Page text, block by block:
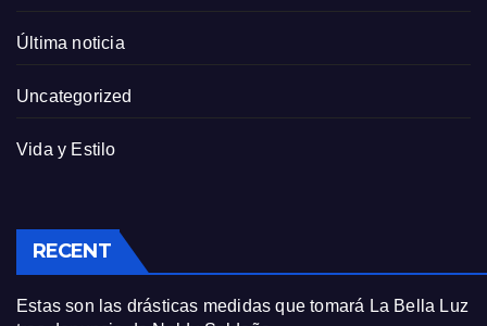
Última noticia
Uncategorized
Vida y Estilo
RECENT
Estas son las drásticas medidas que tomará La Bella Luz